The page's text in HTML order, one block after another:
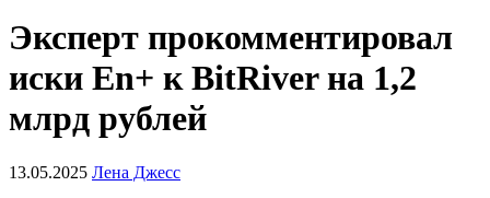
Эксперт прокомментировал
иски En+ к BitRiver на 1,2
млрд рублей
13.05.2025 Лена Джесс